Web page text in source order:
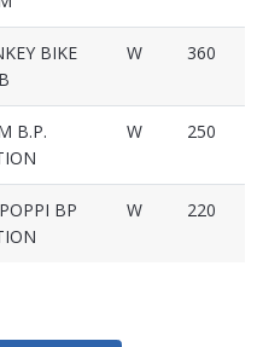
BIKE
W 360
B.P.
W 250
BP
W 220